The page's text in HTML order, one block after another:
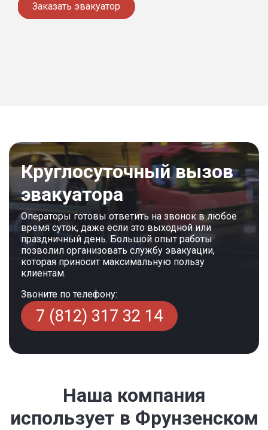
Заказать эвакуатор
Круглосуточный вызов
эвакуатора
Операторы готовы ответить на звонок в любое
время суток, даже если это выходной или
праздничный день. Большой опыт работы
позволил организовать службу эвакуации,
которая приносит максимальную пользу
клиентам.
Звоните по телефону:
7 (812) 317 32 14
Наша компания
использует в Фрунзенском